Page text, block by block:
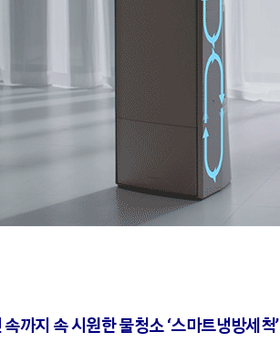
까지 속 시원한 물청소 ‘스마트냉방세척’